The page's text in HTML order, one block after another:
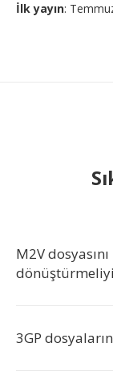
İlk yayın:
M2V
3GP